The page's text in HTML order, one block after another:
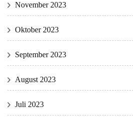
November 2023
Oktober 2023
September 2023
August 2023
Juli 2023